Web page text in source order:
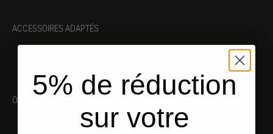
ACCESSOIRES ADAPTÉS
OUTILLAGE ADAPTÉ
5% de réduction
sur votre